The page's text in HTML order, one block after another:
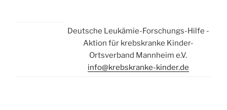
Deutsche Leukämie-Forschungs-Hilfe -
Aktion für krebskranke Kinder-
Ortsverband Mannheim e.V.
info@krebskranke-kinder.de